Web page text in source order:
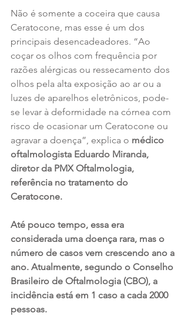
Não é somente a coceira que causa
Ceratocone, mas esse é um dos
principais desencadeadores. “Ao
coçar os olhos com frequência por
razões alérgicas ou ressecamento dos
olhos pela alta exposição ao ar ou a
luzes de aparelhos eletrônicos, pode-
se levar à deformidade na córnea com
risco de ocasionar um Ceratocone ou
agravar a doença”, explica o médico
oftalmologista Eduardo Miranda,
diretor da PMX Oftalmologia,
referência no tratamento do
Ceratocone.
Até pouco tempo, essa era
considerada uma doença rara, mas o
número de casos vem crescendo ano a
ano. Atualmente, segundo o Conselho
Brasileiro de Oftalmologia (CBO), a
incidência está em 1 caso a cada 2000
pessoas.